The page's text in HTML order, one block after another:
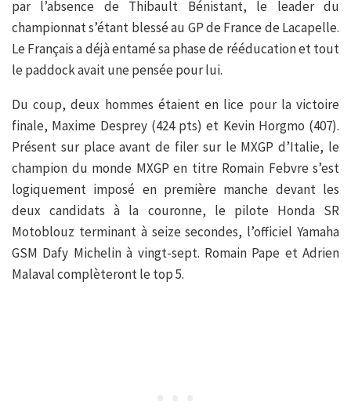
par l’absence de Thibault Bénistant, le leader du
championnat s’étant blessé au GP de France de Lacapelle.
Le Français a déjà entamé sa phase de rééducation et tout
le paddock avait une pensée pour lui.
Du coup, deux hommes étaient en lice pour la victoire
finale, Maxime Desprey (424 pts) et Kevin Horgmo (407).
Présent sur place avant de filer sur le MXGP d’Italie, le
champion du monde MXGP en titre Romain Febvre s’est
logiquement imposé en première manche devant les
deux candidats à la couronne, le pilote Honda SR
Motoblouz terminant à seize secondes, l’officiel Yamaha
GSM Dafy Michelin à vingt-sept. Romain Pape et Adrien
Malaval complèteront le top 5.